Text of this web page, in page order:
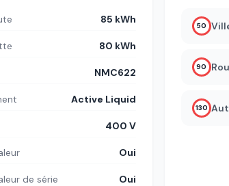
85 kWh
80 kWh
NMC622
Active Liquid
400 V
Oui
de série Oui
50
90
130